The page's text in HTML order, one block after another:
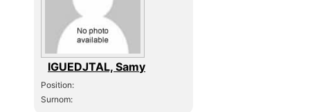
IGUEDJTAL, Samy
Position:
Surnom: